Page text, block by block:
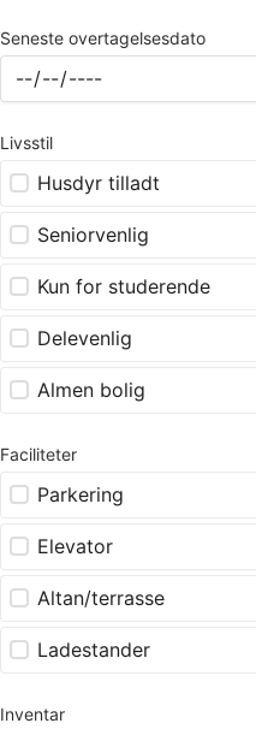
Seneste overtagelsesdato
Livsstil
Husdyr tilladt
Seniorvenlig
Kun for studerende
Delevenlig
Almen bolig
Faciliteter
Parkering
Elevator
Altan/terrasse
Ladestander
Inventar